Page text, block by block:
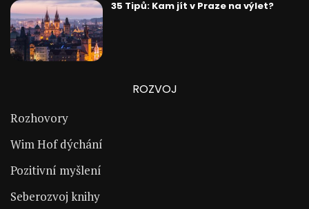
35 Tipů: Kam jít v Praze na výlet?
ROZVOJ
Rozhovory
Wim Hof dýchání
Pozitivní myšlení
Seberozvoj knihy